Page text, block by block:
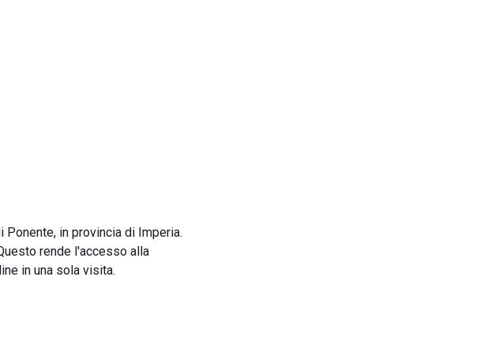
in provincia di Imperia.
rende l'accesso alla
in una sola visita.